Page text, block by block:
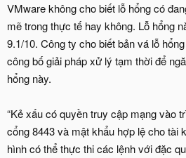
VMware không cho biết lỗ hổng có
mẽ trong thực tế hay không. Lỗ hổng
9.1/10. Công ty cho biết bản vá lỗ
công bố giải pháp xử lý tạm thời để
hổng này.
“Kẻ xấu có quyền truy cập mạng vào
cổng 8443 và mật khẩu hợp lệ cho tài
hình có thể thực thi các lệnh với đặc